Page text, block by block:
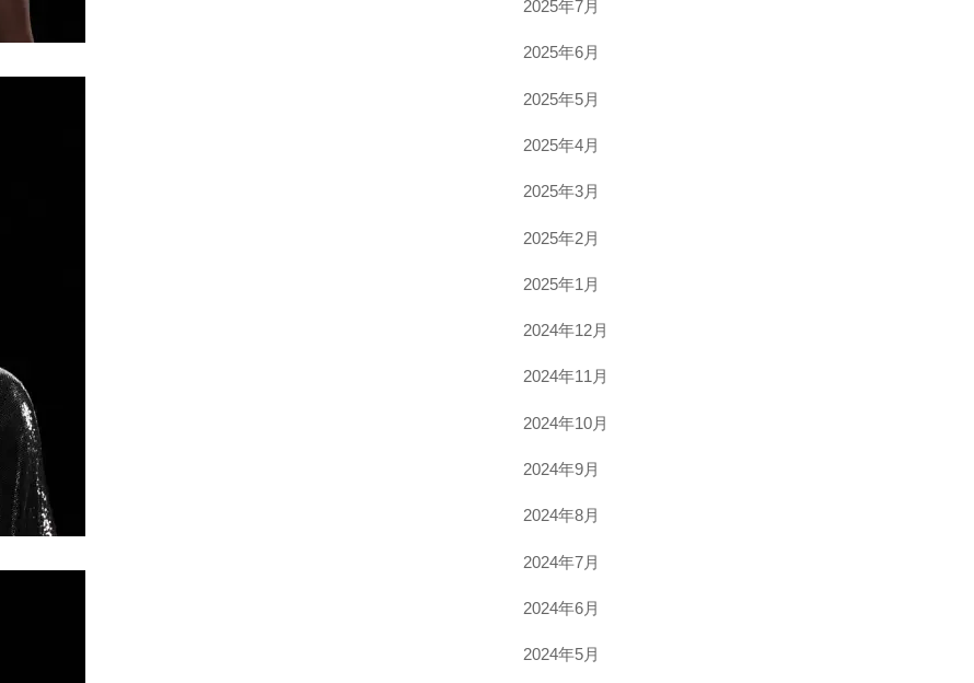
2025年7月
2025年6月
2025年5月
2025年4月
2025年3月
2025年2月
2025年1月
2024年12月
2024年11月
2024年10月
2024年9月
2024年8月
2024年7月
2024年6月
2024年5月